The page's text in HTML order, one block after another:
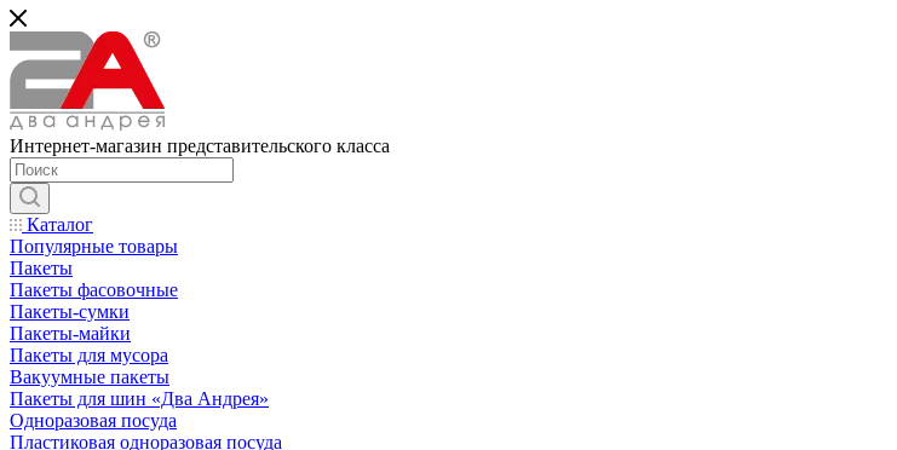
Интернет-магазин представительского класса
Каталог
Популярные товары
Пакеты
Пакеты фасовочные
Пакеты-сумки
Пакеты-майки
Пакеты для мусора
Вакуумные пакеты
Пакеты для шин «Два Андрея»
Одноразовая посуда
Пластиковая одноразовая посуда